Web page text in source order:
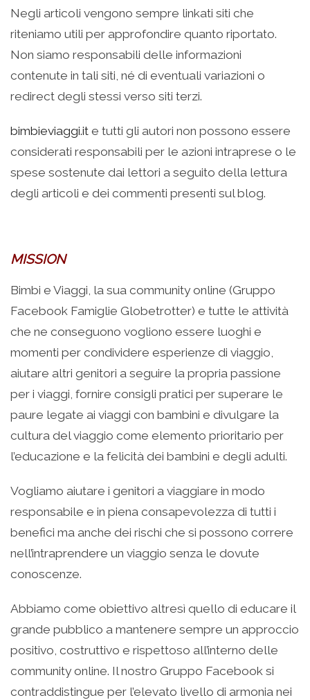
Negli articoli vengono sempre linkati siti che
riteniamo utili per approfondire quanto riportato.
Non siamo responsabili delle informazioni
contenute in tali siti, né di eventuali variazioni o
redirect degli stessi verso siti terzi.
bimbieviaggi.it e tutti gli autori non possono essere
considerati responsabili per le azioni intraprese o le
spese sostenute dai lettori a seguito della lettura
degli articoli e dei commenti presenti sul blog.
MISSION
Bimbi e Viaggi, la sua community online (Gruppo
Facebook Famiglie Globetrotter) e tutte le attività
che ne conseguono vogliono essere luoghi e
momenti per condividere esperienze di viaggio,
aiutare altri genitori a seguire la propria passione
per i viaggi, fornire consigli pratici per superare le
paure legate ai viaggi con bambini e divulgare la
cultura del viaggio come elemento prioritario per
l’educazione e la felicità dei bambini e degli adulti.
Vogliamo aiutare i genitori a viaggiare in modo
responsabile e in piena consapevolezza di tutti i
benefici ma anche dei rischi che si possono correre
nell’intraprendere un viaggio senza le dovute
conoscenze.
Abbiamo come obiettivo altresì quello di educare il
grande pubblico a mantenere sempre un approccio
positivo, costruttivo e rispettoso all’interno delle
community online. Il nostro Gruppo Facebook si
contraddistingue per l’elevato livello di armonia nei